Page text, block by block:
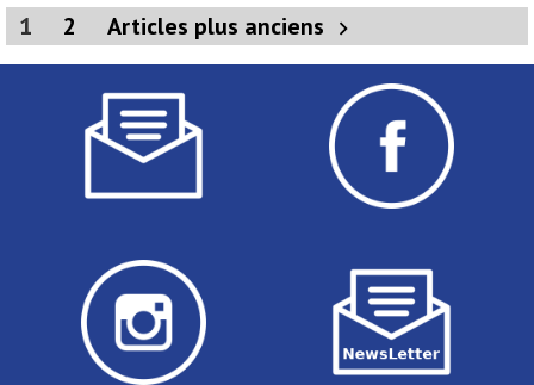
Pagination
des
publications
1 2 Articles plus anciens